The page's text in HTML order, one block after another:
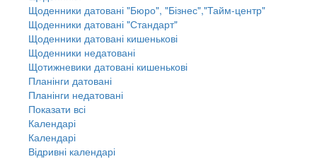
Щоденники датовані "Бюро", "Бізнес","Тайм-центр"
Щоденники датовані "Стандарт"
Щоденники датовані кишенькові
Щоденники недатовані
Щотижневики датовані кишенькові
Планінги датовані
Планінги недатовані
Показати всі
Календарі
Календарі
Відривні календарі